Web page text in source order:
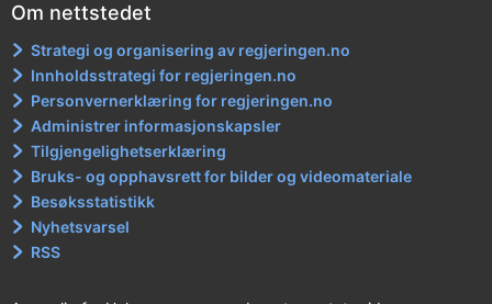
Om nettstedet
Strategi og organisering av regjeringen.no
Innholdsstrategi for regjeringen.no
Personvernerklæring for regjeringen.no
Administrer informasjonskapsler
Tilgjengelighetserklæring
Bruks- og opphavsrett for bilder og videomateriale
Besøksstatistikk
Nyhetsvarsel
RSS